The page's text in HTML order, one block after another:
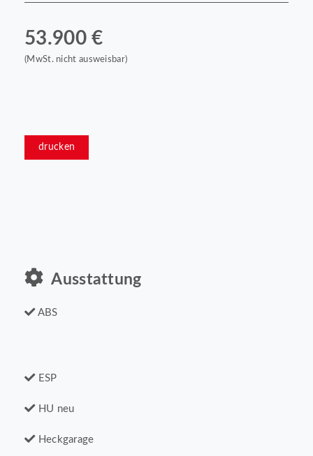
53.900 €
(MwSt. nicht ausweisbar)
drucken
Ausstattung
ABS
ESP
HU neu
Heckgarage